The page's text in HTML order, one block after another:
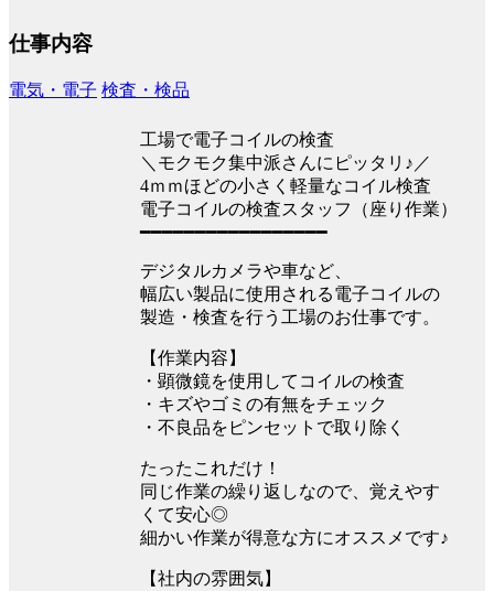
仕事内容
電気・電子 検査・検品
工場で電子コイルの検査
＼モクモク集中派さんにピッタリ♪／
4ｍｍほどの小さく軽量なコイル検査
電子コイルの検査スタッフ（座り作業）
━━━━━━━━━━━━━━━━━
デジタルカメラや車など、
幅広い製品に使用される電子コイルの
製造・検査を行う工場のお仕事です。
【作業内容】
・顕微鏡を使用してコイルの検査
・キズやゴミの有無をチェック
・不良品をピンセットで取り除く
たったこれだけ！
同じ作業の繰り返しなので、覚えやす
くて安心◎
細かい作業が得意な方にオススメです♪
【社内の雰囲気】